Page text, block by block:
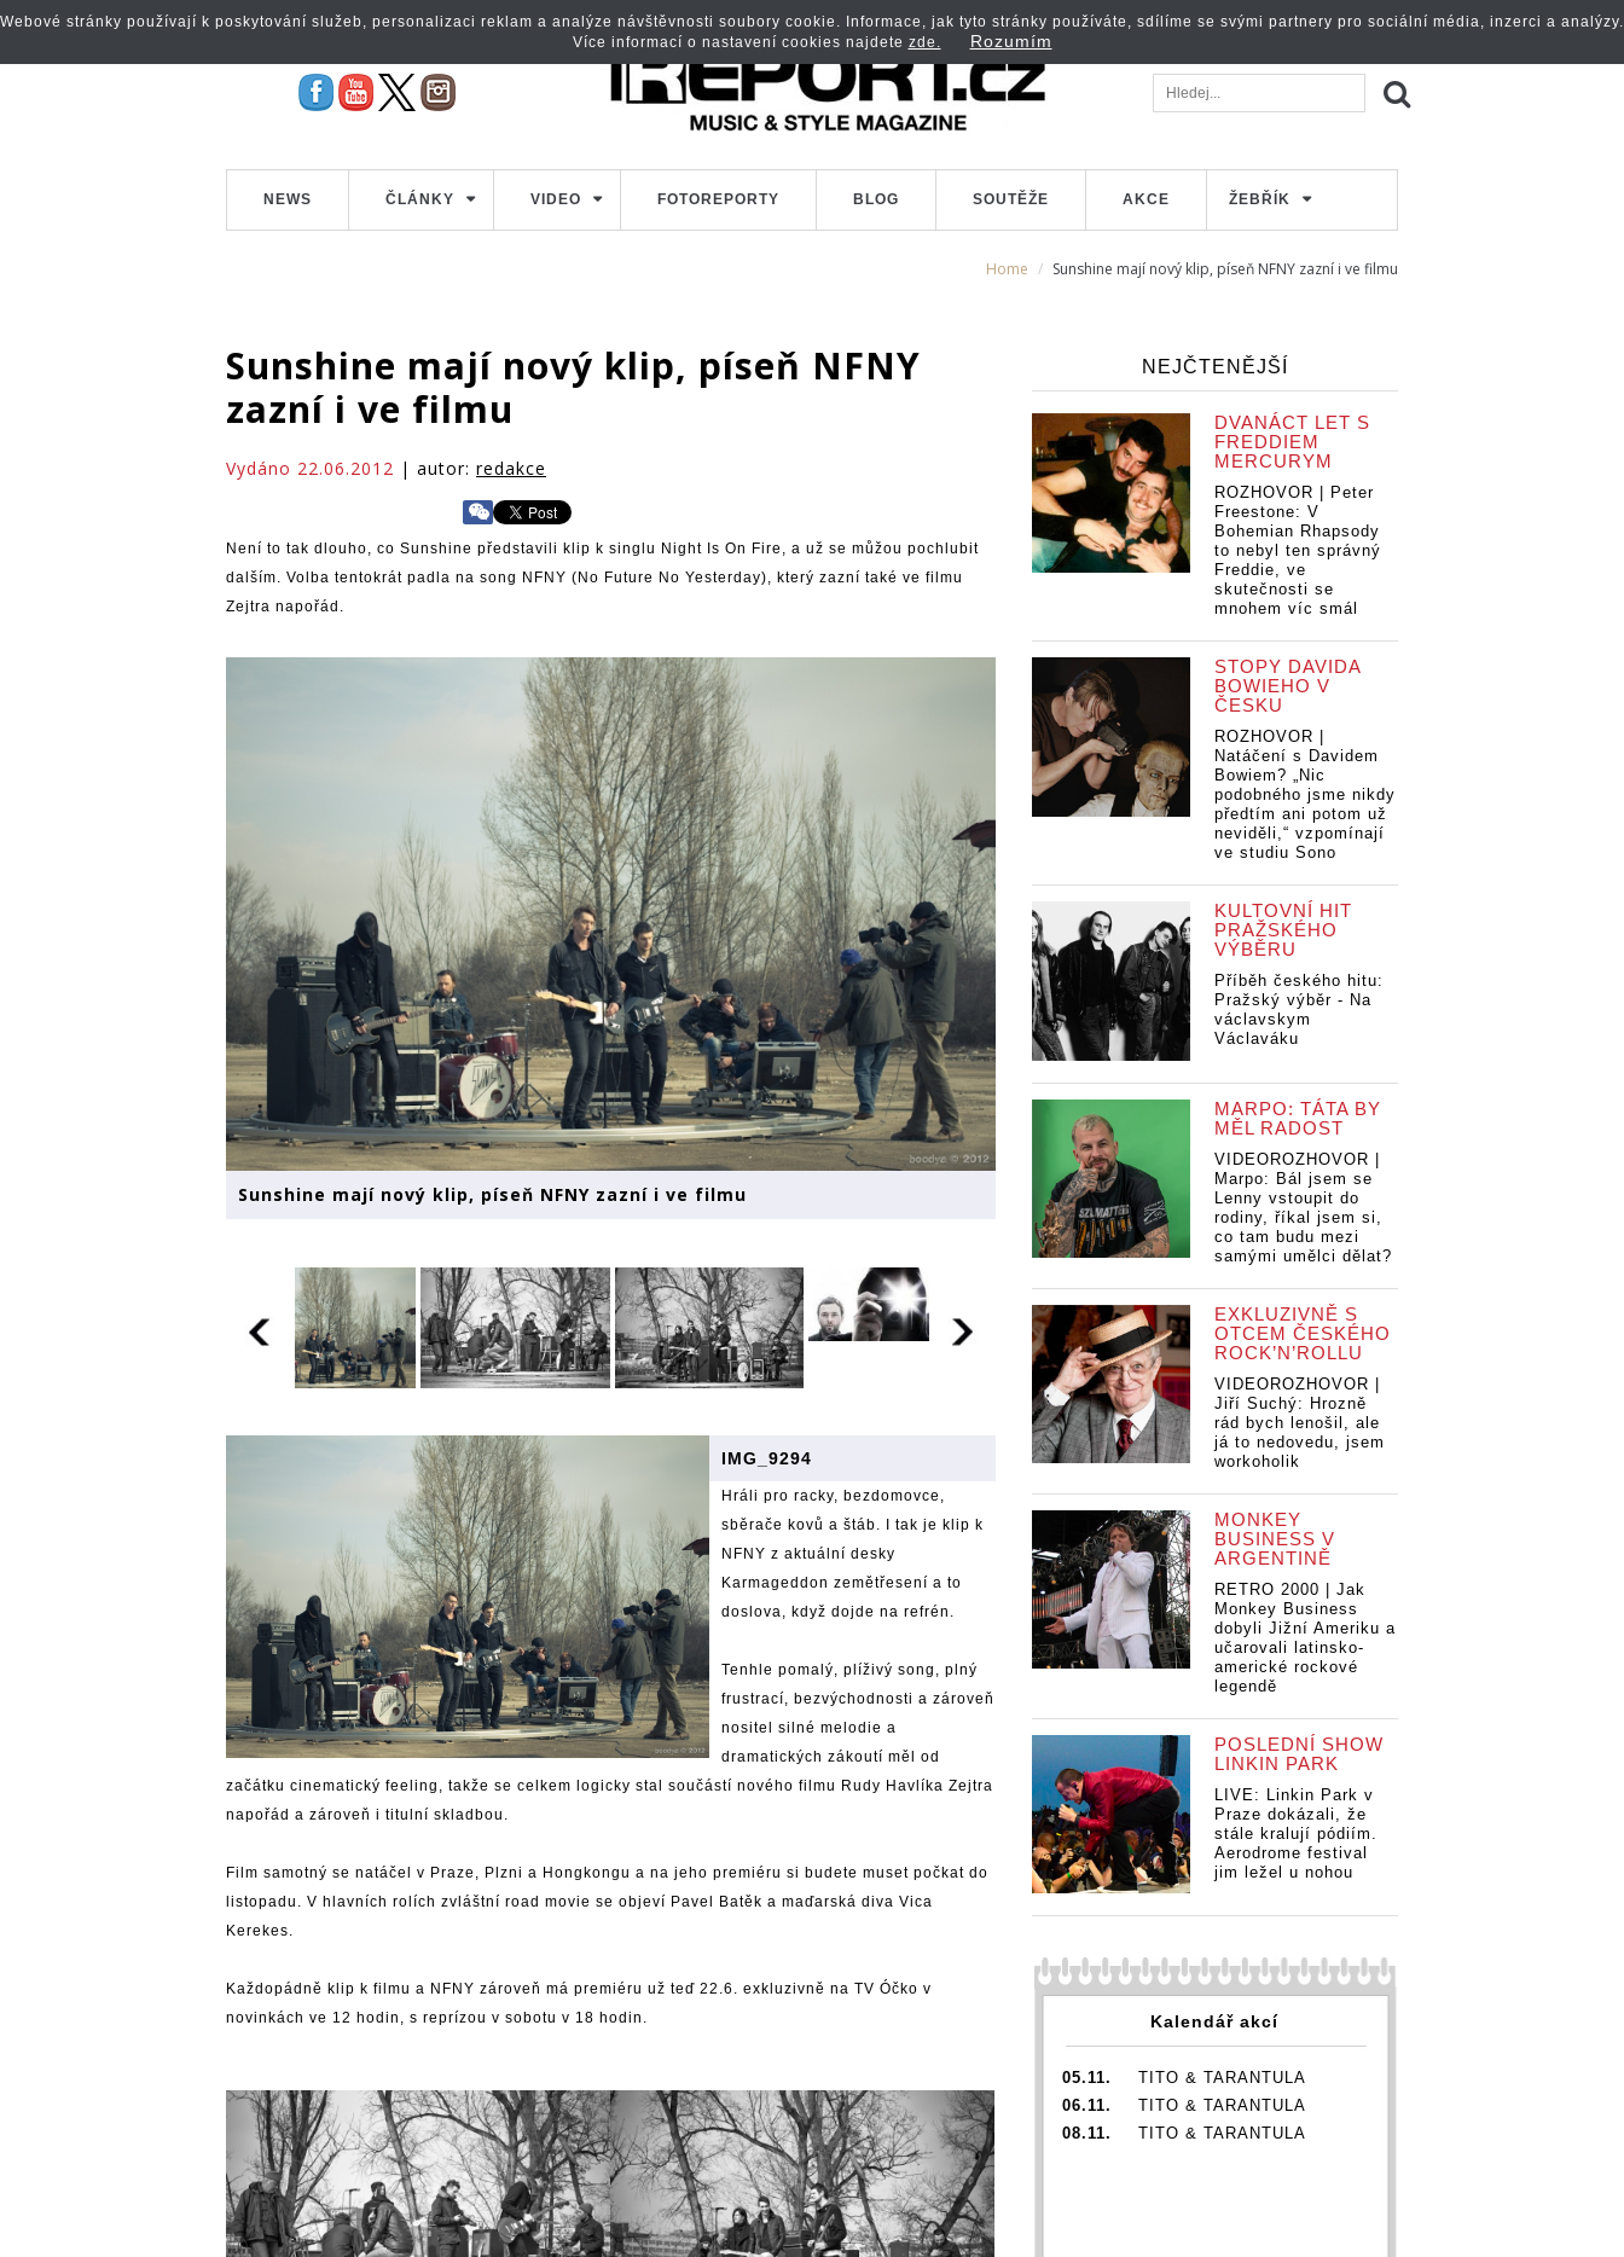
NEWS ČLÁNKY VIDEO FOTOREPORTY BLOG SOUTĚŽE AKCE ŽEBŘÍK
Home Sunshine mají nový klip, píseň NFNY zazní i ve filmu
Sunshine mají nový klip, píseň NFNY
zazní i ve filmu
Vydáno 22.06.2012 | autor: redakce
Není to tak dlouho, co Sunshine představili klip k singlu Night Is On Fire, a už se můžou pochlubit
dalším. Volba tentokrát padla na song NFNY (No Future No Yesterday), který zazní také ve filmu
Zejtra napořád.
Sunshine mají nový klip, píseň NFNY zazní i ve filmu
IMG_9294
Hráli pro racky, bezdomovce,
sběrače kovů a štáb. I tak je klip k
NFNY z aktuální desky
Karmageddon zemětřesení a to
doslova, když dojde na refrén.
Tenhle pomalý, plíživý song, plný
frustrací, bezvýchodnosti a zároveň
nositel silné melodie a
dramatických zákoutí měl od
začátku cinematický feeling, takže se celkem logicky stal součástí nového filmu Rudy Havlíka Zejtra
napořád a zároveň i titulní skladbou.
Film samotný se natáčel v Praze, Plzni a Hongkongu a na jeho premiéru si budete muset počkat do
listopadu. V hlavních rolích zvláštní road movie se objeví Pavel Batěk a maďarská diva Vica
Kerekes.
Každopádně klip k filmu a NFNY zároveň má premiéru už teď 22.6. exkluzivně na TV Óčko v
novinkách ve 12 hodin, s reprízou v sobotu v 18 hodin.
NEJČTENĚJŠÍ
DVANÁCT LET S
FREDDIEM
MERCURYM
ROZHOVOR | Peter
Freestone: V
Bohemian Rhapsody
to nebyl ten správný
Freddie, ve
skutečnosti se
mnohem víc smál
STOPY DAVIDA
BOWIEHO V
ČESKU
ROZHOVOR |
Natáčení s Davidem
Bowiem? „Nic
podobného jsme nikdy
předtím ani potom už
neviděli,“ vzpomínají
ve studiu Sono
KULTOVNÍ HIT
PRAŽSKÉHO
VÝBĚRU
Příběh českého hitu:
Pražský výběr - Na
václavskym
Václaváku
MARPO: TÁTA BY
MĚL RADOST
VIDEOROZHOVOR |
Marpo: Bál jsem se
Lenny vstoupit do
rodiny, říkal jsem si,
co tam budu mezi
samými umělci dělat?
EXKLUZIVNĚ S
OTCEM ČESKÉHO
ROCK’N’ROLLU
VIDEOROZHOVOR |
Jiří Suchý: Hrozně
rád bych lenošil, ale
já to nedovedu, jsem
workoholik
MONKEY
BUSINESS V
ARGENTINĚ
RETRO 2000 | Jak
Monkey Business
dobyli Jižní Ameriku a
učarovali latinsko-
americké rockové
legendě
POSLEDNÍ SHOW
LINKIN PARK
LIVE: Linkin Park v
Praze dokázali, že
stále kralují pódiím.
Aerodrome festival
jim ležel u nohou
Kalendář akcí
05.11.
TITO & TARANTULA
06.11.
TITO & TARANTULA
08.11.
TITO & TARANTULA
Webové stránky používají k poskytování služeb, personalizaci reklam a analýze návštěvnosti soubory cookie. Informace, jak tyto stránky používáte, sdílíme se svými partnery pro sociální média, inzerci a analýzy.
Více informací o nastavení cookies najdete zde. Rozumím